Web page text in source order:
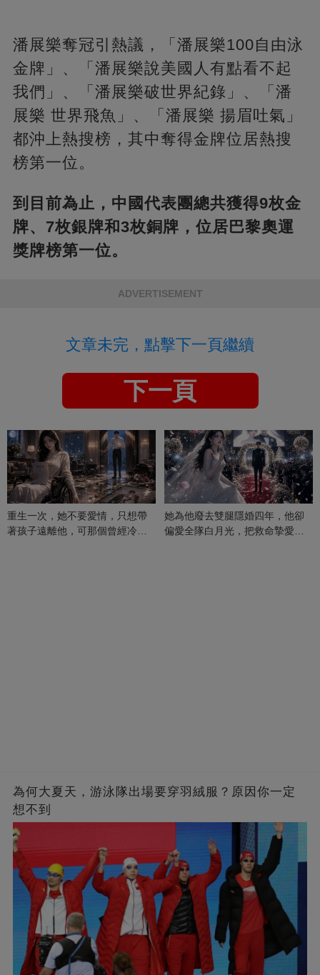
潘展樂奪冠引熱議，「潘展樂100自由泳
金牌」、「潘展樂說美國人有點看不起
我們」、「潘展樂破世界紀錄」、「潘
展樂 世界飛魚」、「潘展樂 揚眉吐氣」
都沖上熱搜榜，其中奪得金牌位居熱搜
榜第一位。
到目前為止，中國代表團總共獲得9枚金
牌、7枚銀牌和3枚銅牌，位居巴黎奧運
獎牌榜第一位。
ADVERTISEMENT
文章未完，點擊下一頁繼續
下一頁
重生一次，她不要愛情，只想帶
著孩子遠離他，可那個曾經冷漠
她為他廢去雙腿隱婚四年，他卻
偏愛全隊白月光，把救命摯愛當
為何大夏天，游泳隊出場要穿羽絨服？原因你一定
想不到